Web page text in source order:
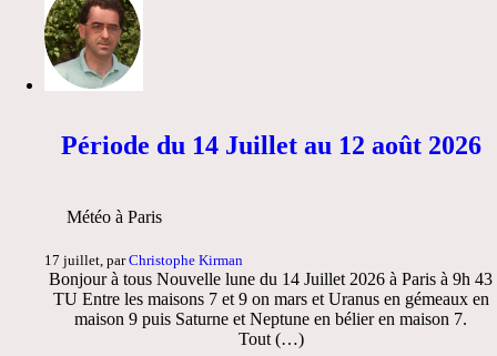
Période du 14 Juillet au 12 août 2026
Météo à Paris
17 juillet, parChristophe Kirman
Bonjour à tous Nouvelle lune du 14 Juillet 2026 à Paris à 9h 43
TU Entre les maisons 7 et 9 on mars et Uranus en gémeaux en
maison 9 puis Saturne et Neptune en bélier en maison 7.
Tout (…)